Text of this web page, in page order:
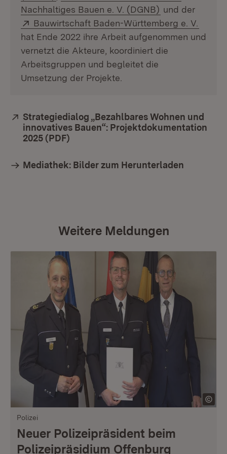
Nachhaltiges Bauen e. V. (DGNB) (Öffnet in
und der
Extern:
Bauwirtschaft Baden-Württemberg e. V.
hat Ende 2022 ihre Arbeit aufgenommen und
vernetzt die Akteure, koordiniert die
Arbeitsgruppen und begleitet die
Umsetzung der Projekte.
Extern:
Strategiedialog „Bezahlbares Wohnen und
innovatives Bauen“: Projektdokumentation
2025 (PDF)
Mediathek: Bilder zum Herunterladen
Weitere Meldungen
Polizei
Neuer Polizeipräsident beim
Polizeipräsidium Offenburg